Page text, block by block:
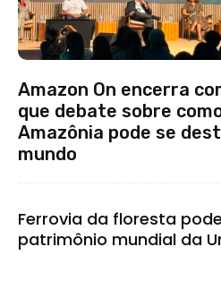
Amazon On encerra
que debate sobre
Amazônia pode se
mundo
Ferrovia da floresta
patrimônio mundial da